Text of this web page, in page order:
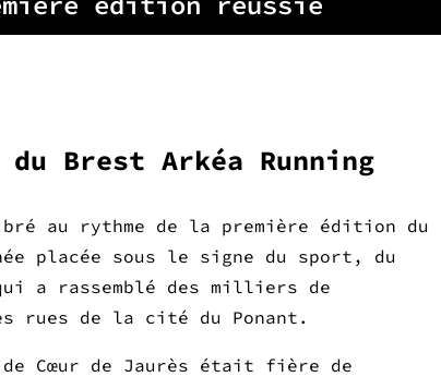
Brest Arkéa Running
au rythme de la première édition du
placée sous le signe du sport, du
a rassemblé des milliers de
rues de la cité du Ponant.
Cœur de Jaurès était fière de